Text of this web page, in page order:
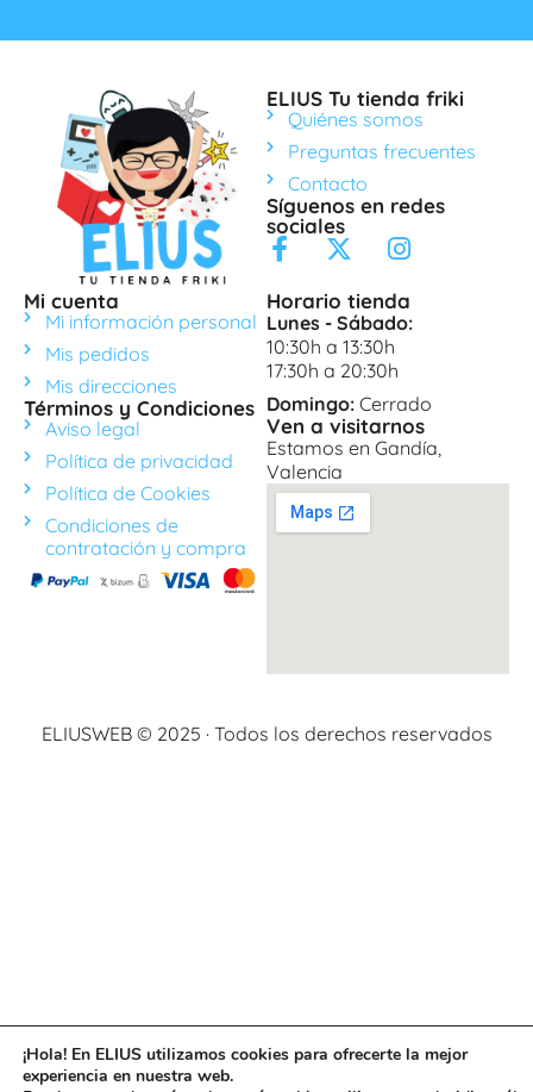
ELIUS Tu tienda friki
Quiénes somos
Preguntas frecuentes
Contacto
Síguenos en redes
sociales
Mi cuenta
Mi información personal
Mis pedidos
Mis direcciones
Términos y Condiciones
Aviso legal
Política de privacidad
Política de Cookies
Condiciones de
contratación y compra
Horario tienda
Lunes - Sábado:
10:30h a 13:30h
17:30h a 20:30h
Domingo: Cerrado
Ven a visitarnos
Estamos en Gandía,
Valencia
ELIUSWEB © 2025 · Todos los derechos reservados
¡Hola! En ELIUS utilizamos cookies para ofrecerte la mejor
experiencia en nuestra web.